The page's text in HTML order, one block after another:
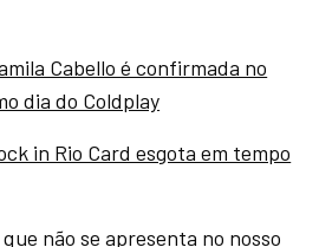
Cabello é confirmada no
dia do Coldplay
in Rio Card esgota em tempo
não se apresenta no nosso